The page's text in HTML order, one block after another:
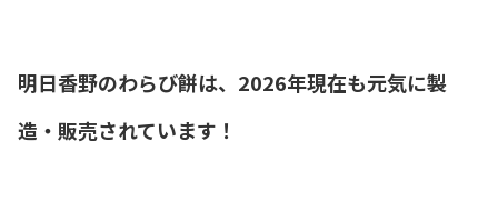
明日香野のわらび餅は、2026年現在も元気に製
造・販売されています！